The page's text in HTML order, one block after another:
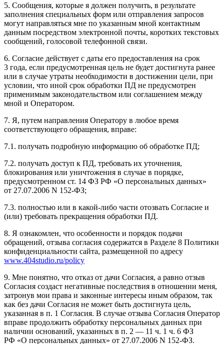
5. Сообщения, которые я должен получить, в результате
заполнения специальных форм или отправления запросов
могут направляться мне по указанным мной контактным
данным посредством электронной почты, коротких текстовых
сообщений, голосовой телефонной связи.
6. Согласие действует с даты его предоставления на срок
3 года, если предусмотренная цель не будет достигнута ранее
или в случае утраты необходимости в достижении цели, при
условии, что иной срок обработки ПД не предусмотрен
применимым законодательством или соглашением между
мной и Оператором.
7. Я, путем направления Оператору в любое время
соответствующего обращения, вправе:
7.1. получать подробную информацию об обработке ПД;
7.2. получать доступ к ПД, требовать их уточнения,
блокирования или уничтожения в случае в порядке,
предусмотренном ст. 14 ФЗ РФ «О персональных данных»
от 27.07.2006 N 152-ФЗ;
7.3. полностью или в какой-либо части отозвать Согласие и
(или) требовать прекращения обработки ПД.
8. Я ознакомлен, что особенности и порядок подачи
обращений, отзыва согласия содержатся в Разделе 8 Политики
конфиденциальности сайта, размещенной по адресу
www.404studio.ru/policy
9. Мне понятно, что отказ от дачи Согласия, а равно отзыв
Согласия создаст негативные последствия в отношении меня,
затронув мои права и законные интересы иным образом, так
как без дачи Согласия не может быть достигнута цель,
указанная в п. 1 Согласия. В случае отзыва Согласия Оператор
вправе продолжить обработку персональных данных при
наличии оснований, указанных в п. 2 — 11 ч. 1 ч. 6 ФЗ
РФ «О персональных данных» от 27.07.2006 N 152-ФЗ.